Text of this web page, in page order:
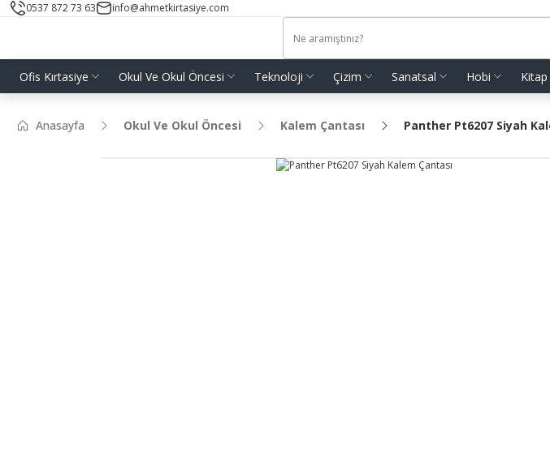
0537 872 73 63 info@ahmetkirtasiye.com
Ofis Kırtasiye Okul Ve Okul Öncesi Teknoloji Çizim Sanatsal Hobi Kitap
Anasayfa Okul Ve Okul Öncesi Kalem Çantası Panther Pt­6207 Siyah